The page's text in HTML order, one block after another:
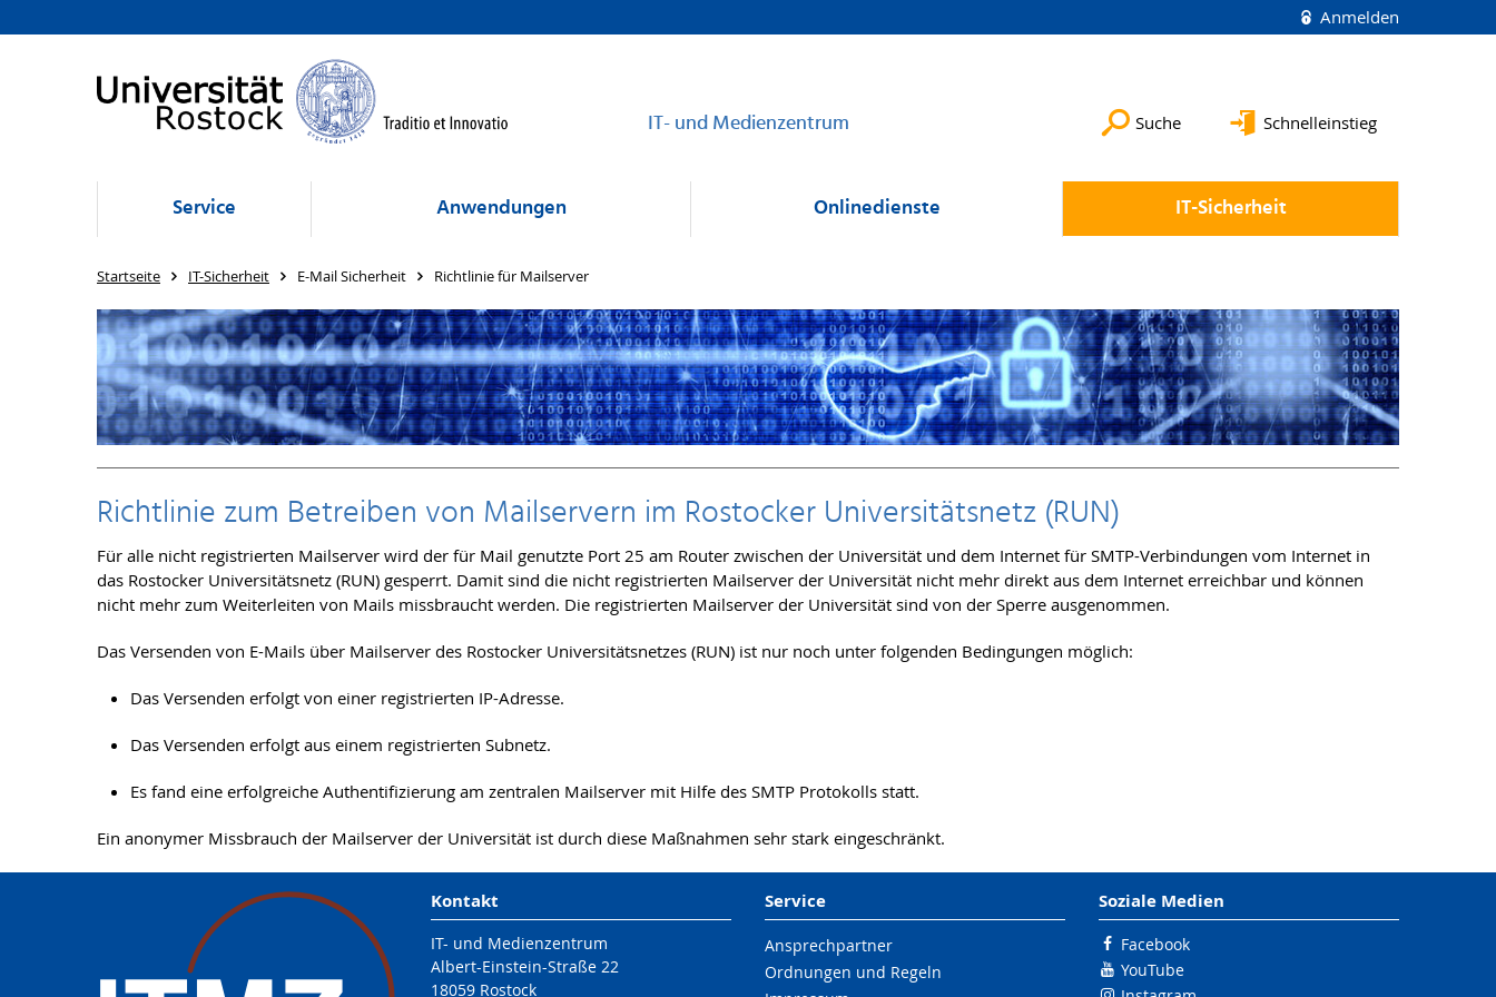
Anmelden
IT- und Medienzentrum Suche Schnelleinstieg
Service Anwendungen Onlinedienste IT-Sicherheit
Startseite IT-Sicherheit E-Mail Sicherheit Richtlinie für Mailserver
Richtlinie zum Betreiben von Mailservern im Rostocker Universitätsnetz (RUN)
Für alle nicht registrierten Mailserver wird der für Mail genutzte Port 25 am Router zwischen der Universität und dem Internet für SMTP-Verbindungen vom Internet in
das Rostocker Universitätsnetz (RUN) gesperrt. Damit sind die nicht registrierten Mailserver der Universität nicht mehr direkt aus dem Internet erreichbar und können
nicht mehr zum Weiterleiten von Mails missbraucht werden. Die registrierten Mailserver der Universität sind von der Sperre ausgenommen.
Das Versenden von E-Mails über Mailserver des Rostocker Universitätsnetzes (RUN) ist nur noch unter folgenden Bedingungen möglich:
Das Versenden erfolgt von einer registrierten IP-Adresse.
Das Versenden erfolgt aus einem registrierten Subnetz.
Es fand eine erfolgreiche Authentifizierung am zentralen Mailserver mit Hilfe des SMTP Protokolls statt.
Ein anonymer Missbrauch der Mailserver der Universität ist durch diese Maßnahmen sehr stark eingeschränkt.
Kontakt
IT- und Medienzentrum
Albert-Einstein-Straße 22
18059 Rostock
Service
Ansprechpartner
Ordnungen und Regeln
Soziale Medien
Facebook
YouTube